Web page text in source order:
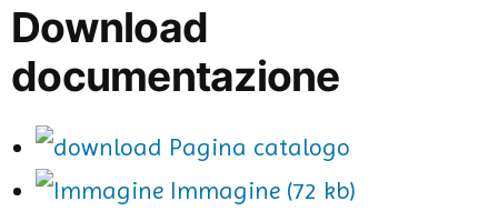
Download
documentazione
Pagina catalogo
Immagine (72 kb)